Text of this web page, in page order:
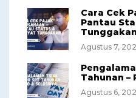
Cara Cek
Pantau
Tunggakan
Agustus 7,
Tahunan –
Agustus 6,